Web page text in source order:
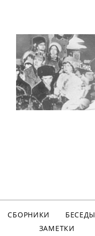
СБОРНИКИ БЕСЕДЫ
ЗАМЕТКИ